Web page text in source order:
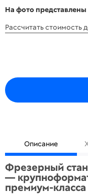
На фото
Рассчитать стоимость
Описание
Фрезерный
—
премиум-